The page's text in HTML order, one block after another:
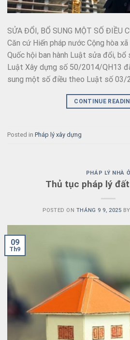
SỬA ĐỔI, BỔ SUNG MỘT SỐ ĐIỀU
Căn cứ Hiến pháp nước Cộng hòa
Quốc hội ban hành Luật sửa đổi,
Luật Xây dựng số 50/2014/QH13
sung một số điều theo Luật số 03/
CONTINUE
Posted in Pháp lý xây dựng
PHÁP LÝ NHÀ Ở
Thủ tục pháp lý
POSTED ON THÁNG 9 9, 2025 BY
09
Th9